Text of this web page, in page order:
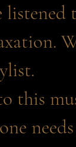
this